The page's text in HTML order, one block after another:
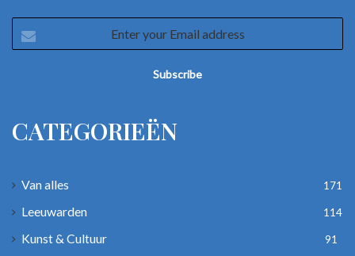
your
CATEGORIEËN
Van alles 171
Leeuwarden 114
Kunst & Cultuur 91